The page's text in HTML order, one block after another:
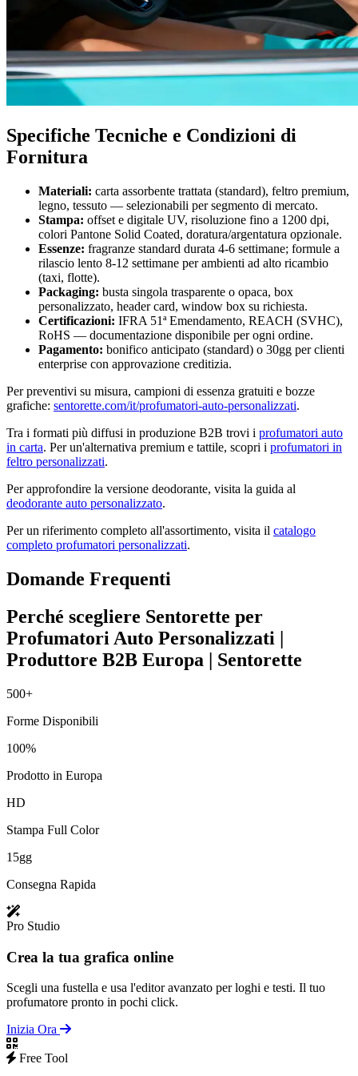
Specifiche Tecniche e Condizioni di
Fornitura
Materiali: carta assorbente trattata (standard), feltro premium,
legno, tessuto — selezionabili per segmento di mercato.
Stampa: offset e digitale UV, risoluzione fino a 1200 dpi,
colori Pantone Solid Coated, doratura/argentatura opzionale.
Essenze: fragranze standard durata 4-6 settimane; formule a
rilascio lento 8-12 settimane per ambienti ad alto ricambio
(taxi, flotte).
Packaging: busta singola trasparente o opaca, box
personalizzato, header card, window box su richiesta.
Certificazioni: IFRA 51ª Emendamento, REACH (SVHC),
RoHS — documentazione disponibile per ogni ordine.
Pagamento: bonifico anticipato (standard) o 30gg per clienti
enterprise con approvazione creditizia.
Per preventivi su misura, campioni di essenza gratuiti e bozze
grafiche: sentorette.com/it/profumatori-auto-personalizzati.
Tra i formati più diffusi in produzione B2B trovi i profumatori auto
in carta. Per un'alternativa premium e tattile, scopri i profumatori in
feltro personalizzati.
Per approfondire la versione deodorante, visita la guida al
deodorante auto personalizzato.
Per un riferimento completo all'assortimento, visita il catalogo
completo profumatori personalizzati.
Domande Frequenti
Perché scegliere Sentorette per
Profumatori Auto Personalizzati |
Produttore B2B Europa | Sentorette
500+
Forme Disponibili
100%
Prodotto in Europa
HD
Stampa Full Color
15gg
Consegna Rapida
Pro Studio
Crea la tua grafica online
Scegli una fustella e usa l'editor avanzato per loghi e testi. Il tuo
profumatore pronto in pochi click.
Inizia Ora
Free Tool